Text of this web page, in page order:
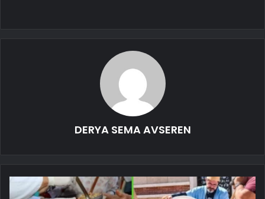
DERYA SEMA AVSEREN